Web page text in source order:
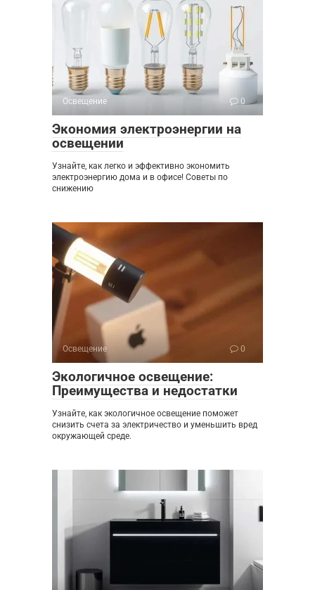
Освещение 0
Экономия электроэнергии на
освещении
Узнайте, как легко и эффективно экономить
электроэнергию дома и в офисе! Советы по
снижению
Освещение 0
Экологичное освещение:
Преимущества и недостатки
Узнайте, как экологичное освещение поможет
снизить счета за электричество и уменьшить вред
окружающей среде.